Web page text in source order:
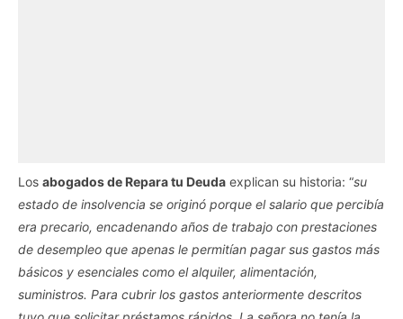
Los abogados de Repara tu Deuda explican su historia: “su
estado de insolvencia se originó porque el salario que percibía
era precario, encadenando años de trabajo con prestaciones
de desempleo que apenas le permitían pagar sus gastos más
básicos y esenciales como el alquiler, alimentación,
suministros. Para cubrir los gastos anteriormente descritos